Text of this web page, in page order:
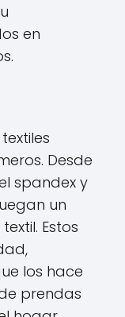
en
Desde
spandex y
un
Estos
los hace
prendas